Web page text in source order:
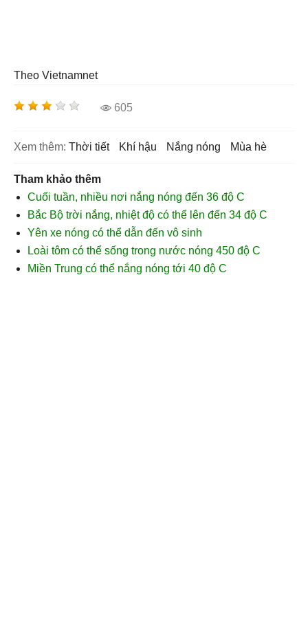
Theo Vietnamnet
605
Xem thêm: thời tiết khí hậu nắng nóng mùa hè
Tham khảo thêm
Cuối tuần, nhiều nơi nắng nóng đến 36 độ C
Bắc Bộ trời nắng, nhiệt độ có thể lên đến 34 độ C
Yên xe nóng có thể dẫn đến vô sinh
Loài tôm có thể sống trong nước nóng 450 độ C
Miền Trung có thể nắng nóng tới 40 độ C